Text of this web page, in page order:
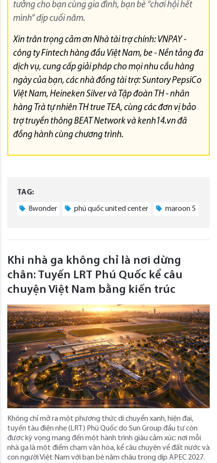
tưởng cho bạn cùng gia đình, bạn bè “chơi hội hết
mình” dịp cuối năm.
Xin trân trọng cảm ơn Nhà tài trợ chính: VNPAY -
công ty Fintech hàng đầu Việt Nam, be - Nền tảng đa
dịch vụ, cung cấp giải pháp cho mọi nhu cầu hàng
ngày của bạn, các nhà đồng tài trợ: Suntory PepsiCo
Việt Nam, Heineken Silver và Tập đoàn TH - nhãn
hàng Trà tự nhiên TH true TEA, cùng các đơn vị bảo
trợ truyền thông BEAT Network và kenh14.vn đã
đồng hành cùng chương trình.
TAG:
8wonder phú quốc united center maroon 5
Khi nhà ga không chỉ là nơi dừng
chân: Tuyến LRT Phú Quốc kể câu
chuyện Việt Nam bằng kiến trúc
Không chỉ mở ra một phương thức di chuyển xanh, hiện đại,
tuyến tàu điện nhẹ (LRT) Phú Quốc do Sun Group đầu tư còn
được kỳ vọng mang đến một hành trình giàu cảm xúc: nơi mỗi
nhà ga là một điểm chạm văn hóa, kể câu chuyện về đất nước và
con người Việt Nam với bạn bè năm châu trong dịp APEC 2027.